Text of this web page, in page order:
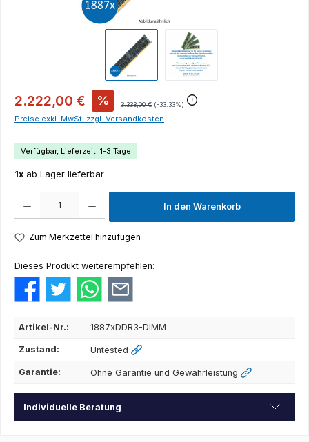
2.222,00 € % 3.333,00 € (-33.33%)
Preise exkl. MwSt. zzgl. Versandkosten
Verfügbar, Lieferzeit: 1-3 Tage
1x ab Lager lieferbar
In den Warenkorb
Zum Merkzettel hinzufügen
Dieses Produkt weiterempfehlen:
Artikel-Nr.: 1887xDDR3-DIMM
Zustand: Untested
Garantie: Ohne Garantie und Gewährleistung
Individuelle Beratung